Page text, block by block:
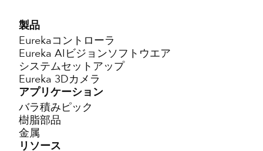
製品
Eurekaコントローラ
Eureka AIビジョンソフトウエア
システムセットアップ
Eureka 3Dカメラ
アプリケーション
バラ積みピック
樹脂部品
金属
リソース